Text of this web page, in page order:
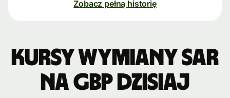
Zobacz pełną historię
Kursy wymiany SAR
na GBP dzisiaj